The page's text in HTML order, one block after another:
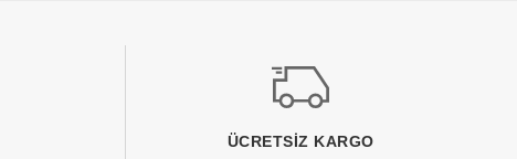
ÜCRETSIZ KARGO